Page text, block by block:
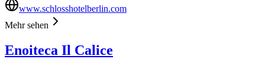
www.schlosshotelberlin.com
Mehr sehen
Enoiteca Il Calice